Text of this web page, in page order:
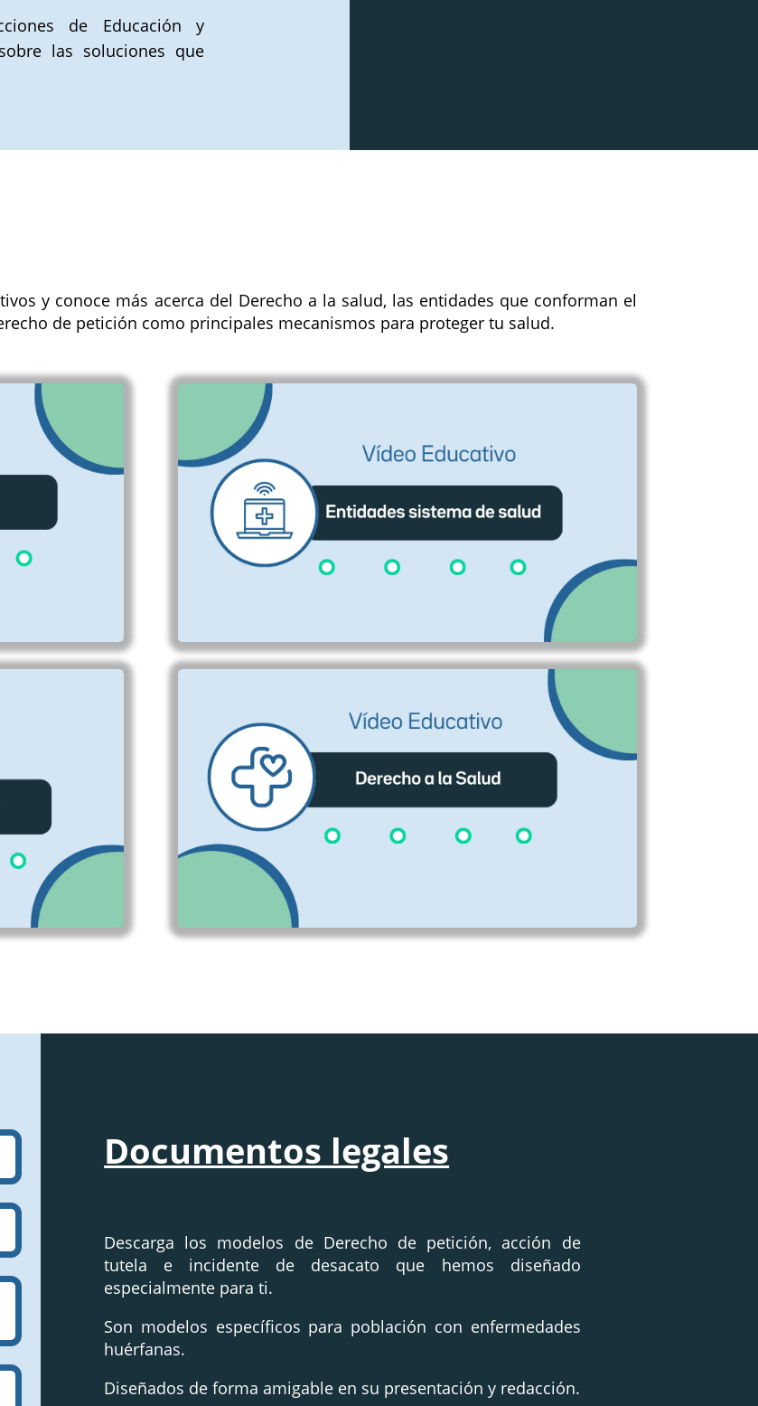
de Educación y
las soluciones que
y conoce más acerca del Derecho a la salud, las entidades que conforman el
de petición como principales mecanismos para proteger tu salud.
Documentos legales
Descarga los modelos de Derecho de petición, acción de
tutela e incidente de desacato que hemos diseñado
especialmente para ti.
Son modelos específicos para población con enfermedades
huérfanas.
Diseñados de forma amigable en su presentación y redacción.